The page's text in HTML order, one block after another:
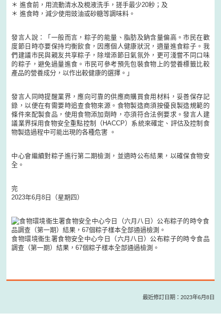
＊ 進食前，用流動清水及梘液洗手，搓手最少20秒；及
＊ 進食時，減少使用豉油或砂糖等調味料。
發言人說：「一般而言，粽子的能量、脂肪及鈉含量偏高。市民在歡
度節日時亦要保持均衡飲食，因應個人健康狀況，適量進食粽子。我
們建議市民與親友共享粽子，除增添節日氣氛外，更可淺嘗不同口味
的粽子，避免過量進食。市民可參考預先包裝食物上的營養標籤比較
產品的營養成分，以作出較健康的選擇。」
發言人同時提醒業界，應向可靠的供應商購買食用材料，妥善保存記
錄，以便在有需要時追查食物來源。食物製造商須按優良製造規範的
條件來配製食品，使用食物添加劑時，亦須符合法例要求。發言人建
議業界採用食物安全重點控制（HACCP）系統來確定、評估及控制食
物製造過程中可能出現的各種危害 。
中心會繼續對粽子進行第二期檢測，並適時公布結果，以確保食物安
全。
完
2023年6月8日（星期四）
食物環境衞生署食物安全中心今日（六月八日）公布粽子的時令食品
調查（第一期）結果，67個粽子樣本全部通過檢測。
最近修訂日期：2023年6月8日